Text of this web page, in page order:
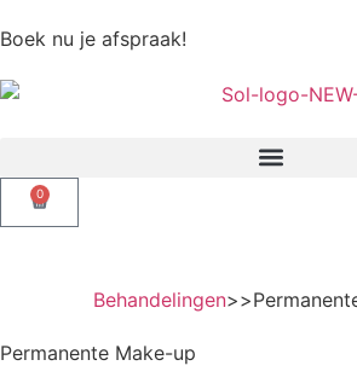
Boek nu je afspraak!
0
Behandelingen>>
Permanente Make-up